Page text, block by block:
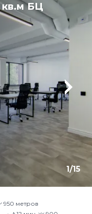
кв.м БЦ
1/15
950 метров